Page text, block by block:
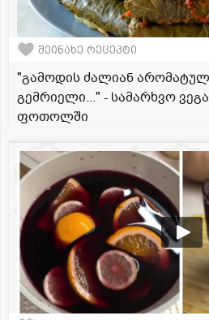
შეინახე რეცეპტი
"გამოდის ძალიან
გემრიელი..." - სამარხვო
ფოთოლში